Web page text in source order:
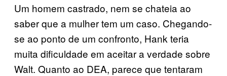
Um homem castrado, nem se chateia ao
saber que a mulher tem um caso. Chegando-
se ao ponto de um confronto, Hank teria
muita dificuldade em aceitar a verdade sobre
Walt. Quanto ao DEA, parece que tentaram